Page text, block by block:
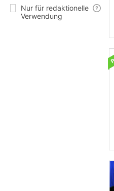
Nur für redaktionelle
Verwendung